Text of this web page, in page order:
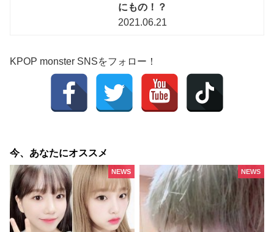
にもの！？
2021.06.21
KPOP monster SNSをフォロー！
今、あなたにオススメ
NEWS NEWS